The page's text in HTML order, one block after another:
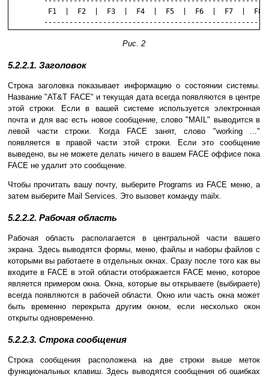
Рис. 2
5.2.2.1. Заголовок
Строка заголовка показывает информацию о состоянии системы.
Название "AT&T FACE" и текущая дата всегда появляются в центре
этой строки. Если в вашей системе используется электронная
почта и для вас есть новое сообщение, слово "MAIL" выводится в
левой части строки. Когда FACE занят, слово "working ..."
появляется в правой части этой строки. Если это сообщение
выведено, вы не можете делать ничего в вашем FACE оффисе пока
FACE не удалит это сообщение.
Чтобы прочитать вашу почту, выберите Programs из FACE меню, а
затем выберите Mail Services. Это вызовет команду mailx.
5.2.2.2. Рабочая область
Рабочая область располагается в центральной части вашего
экрана. Здесь выводятся формы, меню, файлы и наборы файлов с
которыми вы работаете в отдельных окнах. Сразу после того как вы
входите в FACE в этой области отображается FACE меню, которое
является примером окна. Окна, которые вы открываете (выбираете)
всегда появляются в рабочей области. Окно или часть окна может
быть временно перекрыта другим окном, если несколько окон
открыты одновременно.
5.2.2.3. Строка сообщения
Строка сообщения расположена на две строки выше меток
функциональных клавиш. Здесь выводятся сообщения об ошибках